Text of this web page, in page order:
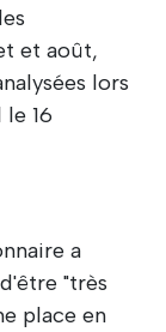
et août,
lors
16
a
"très
place en